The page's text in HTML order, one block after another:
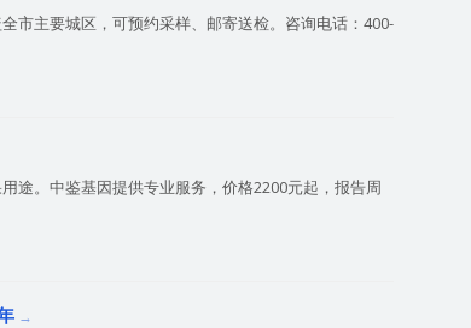
市主要城区，可预约采样、邮寄送检。咨询电话：400-
途。中鉴基因提供专业服务，价格2200元起，报告周